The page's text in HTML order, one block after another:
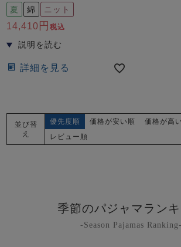
夏 綿 ニット
14,410 税込
詳細を見る
並び替
え
優先度順 価格が安い順 価格が高
レビュー順
季節のパジャマラン
-Season Pajamas Ranking-